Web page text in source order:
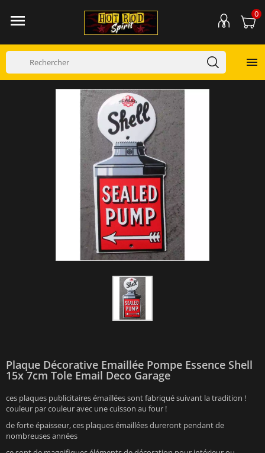
 0

Plaque Décorative Emaillée Pompe Essence Shell
15x 7cm Tole Email Deco Garage
ces plaques publicitaires émaillées sont fabriqué suivant la tradition !
couleur par couleur avec une cuisson au four !
de forte épaisseur, ces plaques émaillées dureront pendant de
nombreuses années